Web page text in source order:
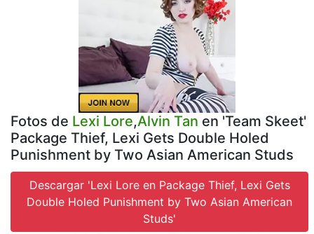
Fotos de Lexi Lore,Alvin Tan en 'Team Skeet'
Package Thief, Lexi Gets Double Holed
Punishment by Two Asian American Studs
Descargar 'Lexi Lore en Package Thief, Lexi Gets
Double Holed Punishment by Two Asian American
Studs'